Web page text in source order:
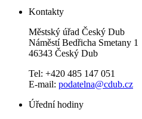
Kontakty
Městský úřad Český Dub
Náměstí Bedřicha Smetany 1
46343 Český Dub
Tel: +420 485 147 051
E-mail: podatelna@cdub.cz
Úřední hodiny